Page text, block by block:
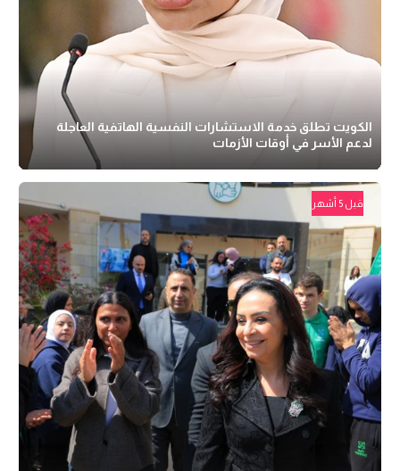
الكويت تطلق خدمة الاستشارات النفسية الهاتفية العاجلة
لدعم الأسر في أوقات الأزمات
قبل 5 أشهر